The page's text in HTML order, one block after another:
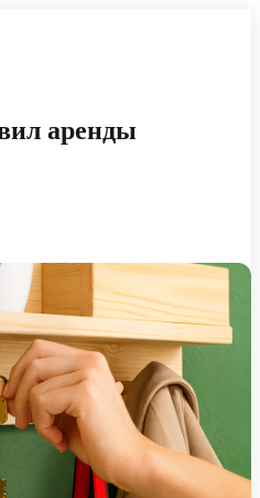
аренды